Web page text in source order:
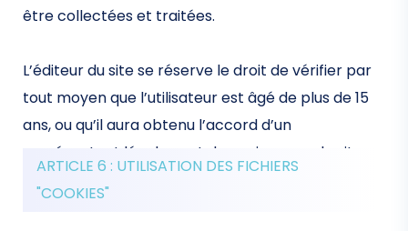
être collectées et traitées.
L’éditeur du site se réserve le droit de vérifier par
tout moyen que l’utilisateur est âgé de plus de 15
ans, ou qu’il aura obtenu l’accord d’un
représentant légal avant de naviguer sur le site.
ARTICLE 6 : UTILISATION DES FICHIERS
"COOKIES"